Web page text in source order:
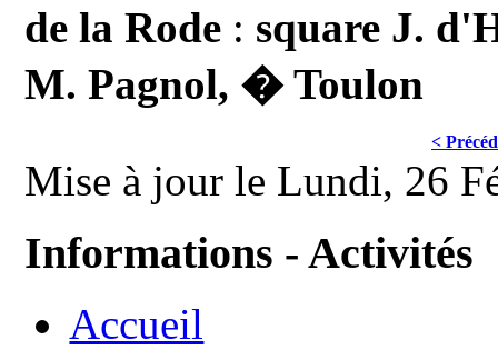
de la Rode : square J.
M. Pagnol, � Toulon
<
Mise à jour le Lundi, 26
Informations - Activités
Accueil